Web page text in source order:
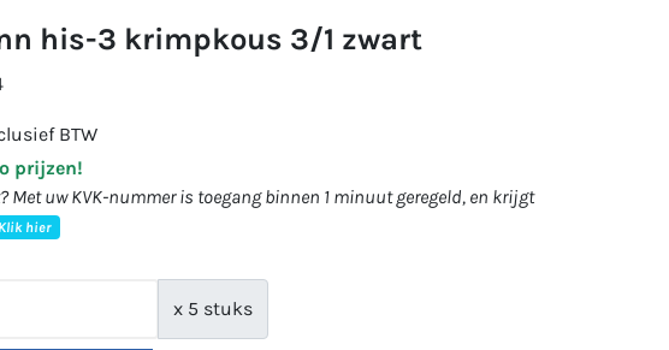
his-3 krimpkous 3/1 zwart
BTW
prijzen!
Met uw KVK-nummer is toegang binnen 1 minuut geregeld, en krijgt
Klik hier
x 5 stuks